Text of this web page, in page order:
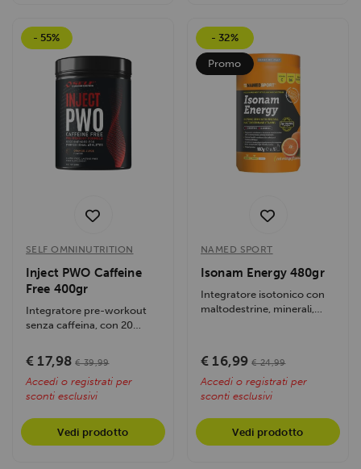
- 55%
SELF OMNINUTRITION
Inject PWO Caffeine
Free 400gr
Integratore pre-workout
senza caffeina, con 20
resistenza....
€ 17,98 € 39,99
Accedi o registrati per
sconti esclusivi
Vedi prodotto
- 32%
Promo
NAMED SPORT
Isonam Energy 480gr
Integratore isotonico con
maltodestrine, minerali,
€ 16,99 € 24,99
Accedi o registrati per
sconti esclusivi
Vedi prodotto